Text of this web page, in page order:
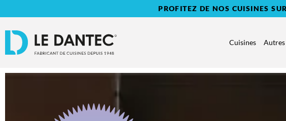
PROFITEZ DE NOS CUISINES
Cuisines Autres